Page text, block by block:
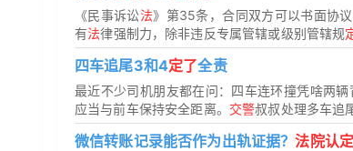
《民事诉讼法》第35条，合同双方可以书面协
有法律强制力，除非违反专属管辖或级别管辖规
四车追尾3和4定了全责
最近不少司机朋友都在问：四车连环撞凭啥两
应当与前车保持安全距离。 交警叔叔处理多车追
微信转账记录能否作为出轨证据？法院认